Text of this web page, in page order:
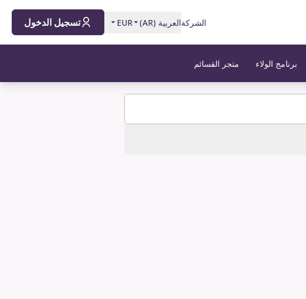
الشركةالعربية (
AR
)
EUR تسجيل الدخول
برنامج الولاء متجر القسائم